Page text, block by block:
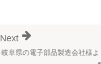
岐阜県の電子部品製造会社様
Next